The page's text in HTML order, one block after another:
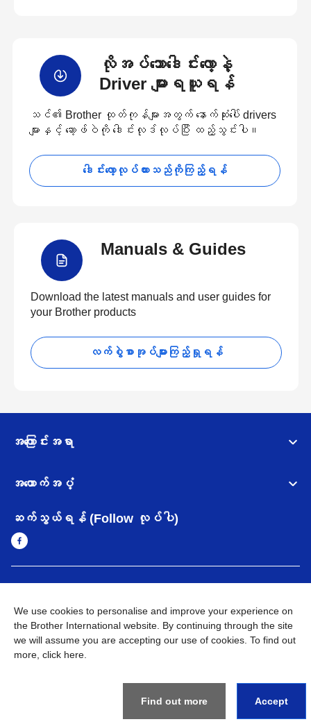
လိုအပ်သောဒေါင်းလော့နဲ့
Driver များရယူရန်
သင်၏ Brother ထုတ်ကုန်များအတွက် နောက်ဆုံးပေါ် drivers
များနှင့် ဆော့ဖ်ဝဲကို ဒေါင်းလုဒ်လုပ်ပြီး ထည့်သွင်းပါ။
ဒေါင်းလော့လုပ်ထားသည်ကိုကြည့်ရန်
Manuals & Guides
Download the latest manuals and user guides for
your Brother products
လက်စွဲစာအုပ်များကြည့်ရှုရန်
အကြောင်းအရာ
အထောက်အပံ့
ဆက်သွယ်ရန် (Follow လုပ်ပါ)
အချက်အလက်မူဝါဒ အသုံးပြုမူဝါဒ
သုံးစွဲရန် ဝက်ဆိုဒ်အညွှန်း
Brother Global ဝက်ဆိုဒ်သို့သွားရန်
We use cookies to personalise and improve your experience on
the Brother International website. By continuing through the site
we will assume you are accepting our use of cookies. To find out
more, click here
Find out more Accept